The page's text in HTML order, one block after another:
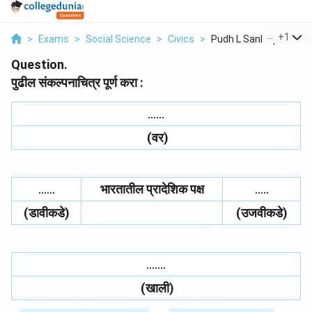
> Exams > Social Science > Civics > Pudh L Sankalpan Chi...
+1
Question.
पुढील संकल्पनाचित्र पूर्ण करा :
……
(वर)
…… भारतातील प्रादेशिक पक्ष
…..
(डावीकडे)
(उजवीकडे)
…….
(खाली)